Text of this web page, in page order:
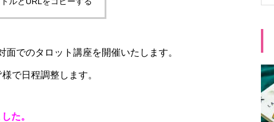
でのタロット講座を開催いたします。
で日程調整します。
た。